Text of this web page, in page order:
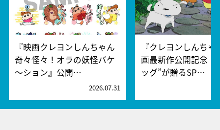
『映画クレヨンしんちゃん
奇々怪々！オラの妖怪バケ
～ション』公開…
2026.07.31
『クレヨンしんちゃ
画最新作公開記念！
ッグ”が贈るSP…